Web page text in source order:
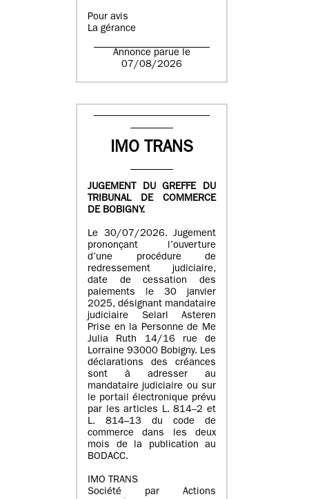
Pour avis
La gérance
Annonce parue le
07/08/2026
IMO TRANS
JUGEMENT DU GREFFE DU
TRIBUNAL DE COMMERCE
DE BOBIGNY.
Le 30/07/2026. Jugement
prononçant l’ouverture
d’une procédure de
redressement judiciaire,
date de cessation des
paiements le 30 janvier
2025, désignant mandataire
judiciaire Selarl Asteren
Prise en la Personne de Me
Julia Ruth 14/16 rue de
Lorraine 93000 Bobigny. Les
déclarations des créances
sont à adresser au
mandataire judiciaire ou sur
le portail électronique prévu
par les articles L. 814–2 et
L. 814–13 du code de
commerce dans les deux
mois de la publication au
BODACC.
IMO TRANS
Société par Actions